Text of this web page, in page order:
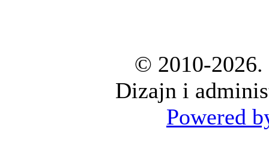
© 2010-2026.
Dizajn i
Powered